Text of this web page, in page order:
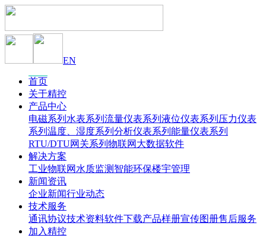
EN
首页
关于精控
产品中心
电磁系列 水表系列 流量仪表系列 液位仪表系列 压力仪表
系列 温度、湿度系列 分析仪表系列 能量仪表系列
RTU/DTU网关系列 物联网大数据软件
解决方案
工业物联网 水质监测 智能环保楼宇管理
新闻资讯
企业新闻行业动态
技术服务
通讯协议技术资料软件下载产品样册宣传图册售后服务
加入精控